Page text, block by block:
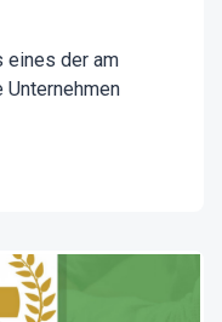
eines der am